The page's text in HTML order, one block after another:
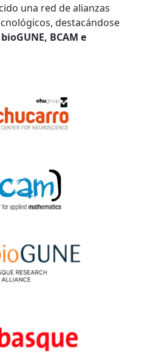
una red de alianzas
destacándose
bioGUNE, BCAM e